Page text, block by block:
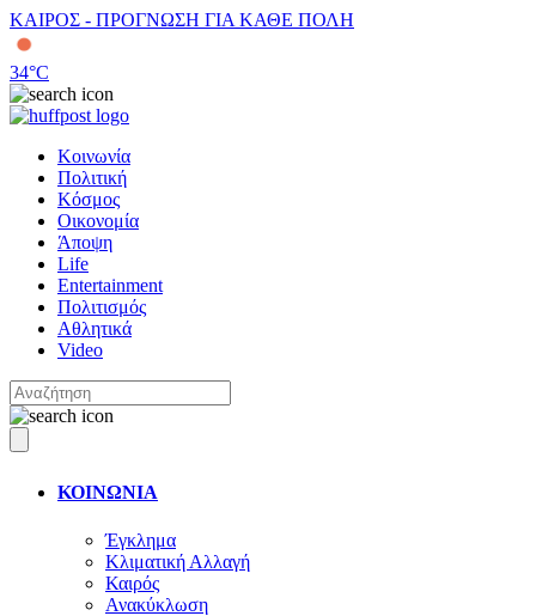
ΚΑΙΡΟΣ - ΠΡΟΓΝΩΣΗ ΓΙΑ ΚΑΘΕ ΠΟΛΗ
34°C
Κοινωνία
Πολιτική
Κόσμος
Οικονομία
Άποψη
Life
Entertainment
Πολιτισμός
Αθλητικά
Video
ΚΟΙΝΩΝΙΑ
Έγκλημα
Κλιματική Αλλαγή
Καιρός
Ανακύκλωση